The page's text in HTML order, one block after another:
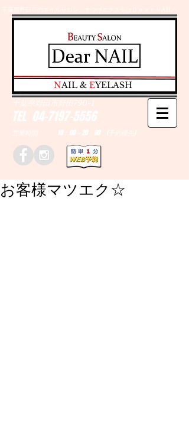
千葉県野田市のネイルサロン、まつげエクステはＤｅａｒＮAILへ
TEL 04-7197-5556
営業時間 10：00～20：00 (予約優先)
千葉県野田市野田790-1
​NAIL & EYELASH
お客様マツエク☆